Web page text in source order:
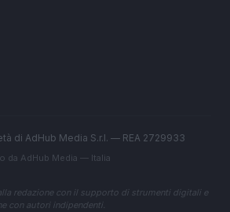
di AdHub Media S.r.l. — REA 2729933
da AdHub Media — Italia
redazione con il supporto di strumenti digitali e
con autori indipendenti.